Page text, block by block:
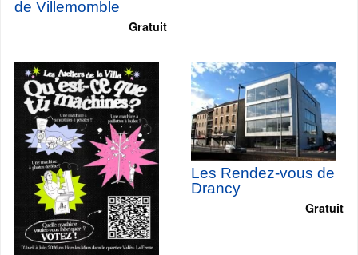
de Villemomble
Gratuit
Les Rendez-vous de
Drancy
Gratuit